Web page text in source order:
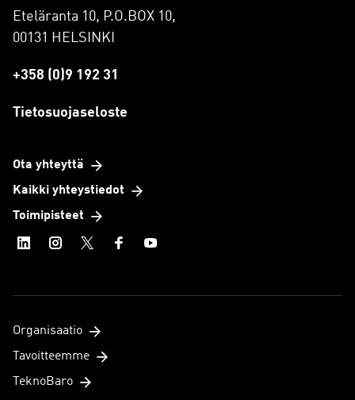
Eteläranta 10, P.O.BOX 10,
00131 HELSINKI
+358 (0)9 192 31
Tietosuojaseloste
Ota yhteyttä
Kaikki yhteystiedot
Toimipisteet
Organisaatio
Tavoitteemme
TeknoBaro